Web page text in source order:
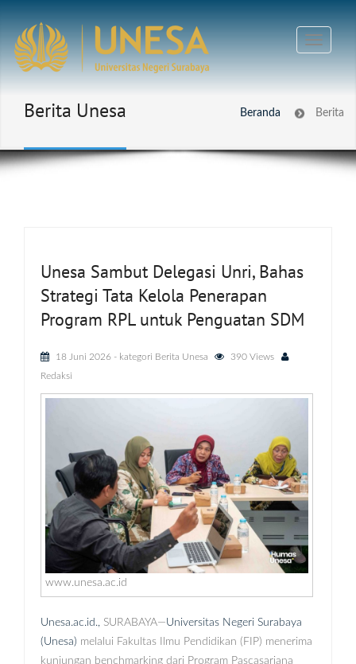
Berita Unesa Beranda Berita
Unesa Sambut Delegasi Unri, Bahas
Strategi Tata Kelola Penerapan
Program RPL untuk Penguatan SDM
18 Juni 2026 - kategori Berita Unesa
390 Views
Redaksi
www.unesa.ac.id
Unesa.ac.id., SURABAYA—Universitas Negeri Surabaya
(Unesa) melalui Fakultas Ilmu Pendidikan (FIP) menerima
kunjungan benchmarking dari Program Pascasarjana